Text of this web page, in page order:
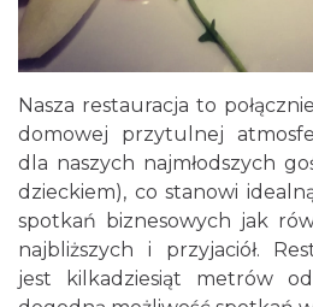
Nasza restauracja to
domowej przytulnej
dla naszych najmłodszych
dzieckiem), co stanowi
spotkań biznesowych jak
najbliższych i przyjaciół.
jest kilkadziesiąt metrów